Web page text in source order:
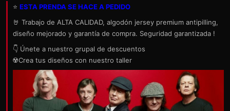
⭐ ESTA PRENDA SE HACE A PEDIDO
🤘 Trabajo de ALTA CALIDAD, algodón jersey premium antipilling,
diseño mejorado y garantía de compra. Seguridad garantizada !
👇 Únete a nuestro grupal de descuentos
☢️Crea tus diseños con nuestro taller